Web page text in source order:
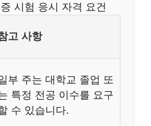
시험 응시 자격 요건
고 사항
부 주는 대학교 졸업 또
특정 전공 이수를 요구
수 있습니다.